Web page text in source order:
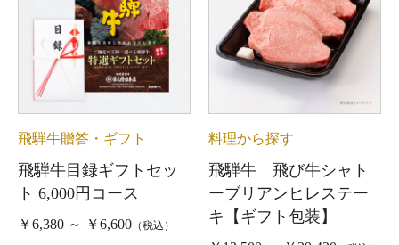
飛騨牛贈答・ギフト
飛騨牛目録ギフトセッ
ト 6,000円コース
￥6,380 ～ ￥6,600 （税込）
料理から探す
飛騨牛 飛び牛シャト
ーブリアンヒレステー
キ【ギフト包装】